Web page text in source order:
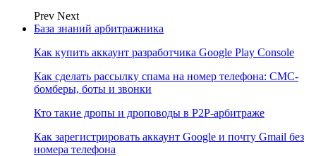
Prev Next
База знаний арбитражника
Как купить аккаунт разработчика Google Play Console
Как сделать рассылку спама на номер телефона: СМС-
бомберы, боты и звонки
Кто такие дропы и дроповоды в P2P-арбитраже
Как зарегистрировать аккаунт Google и почту Gmail без
номера телефона